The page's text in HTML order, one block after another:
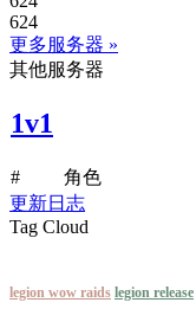
624
更多服务器 »
其他服务器
1v1
# 角色
更新日志
Tag Cloud
legion wow raids legion release